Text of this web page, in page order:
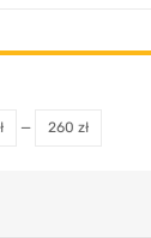
— 260 zł